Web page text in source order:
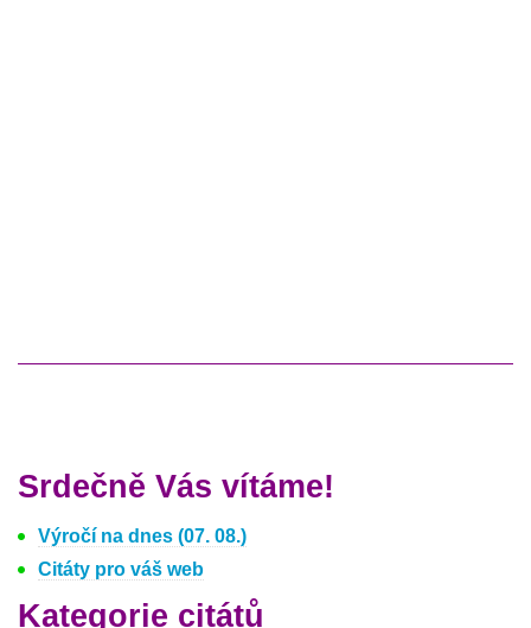
Srdečně Vás vítáme!
Výročí na dnes (07. 08.)
Citáty pro váš web
Kategorie citátů